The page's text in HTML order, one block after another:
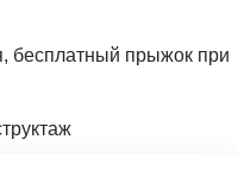
бесплатный прыжок при